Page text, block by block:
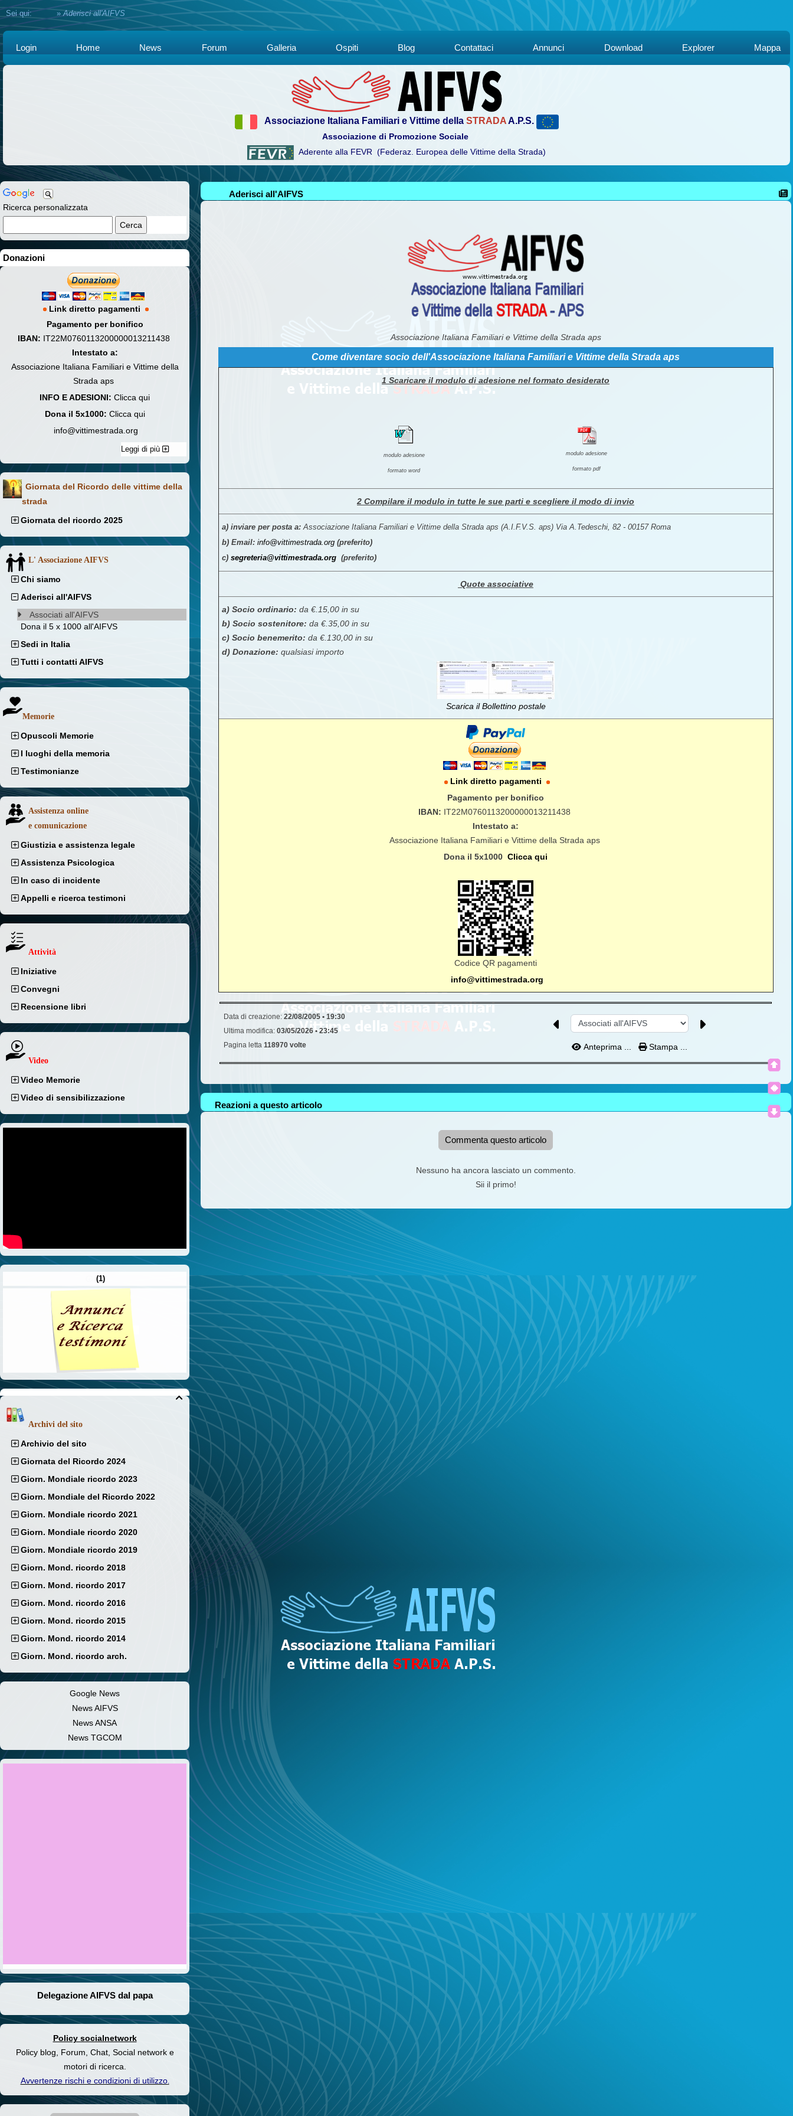
Sei qui:Home »Aderisci all'AIFVS
Login Home News Forum Galleria Ospiti Blog Contattaci Annunci Download Explorer Mappa
Associazione Italiana Familiari e Vittime della STRADAA.P.S.
Associazione di Promozione Sociale
Aderente alla FEVR (Federaz. Europea delle Vittime della Strada)
Ricerca personalizzata
Donazioni
Link diretto pagamenti
Pagamento per bonifico
IBAN: IT22M0760113200000013211438
Intestato a:
Associazione Italiana Familiari e Vittime della
Strada aps
INFO E ADESIONI: Clicca qui
Dona il 5x1000: Clicca qui
info@vittimestrada.org
Leggi di più
Giornata del Ricordo delle vittime della
strada
Giornata del ricordo 2025
L' Associazione AIFVS
Chi siamo
Aderisci all'AIFVS
Associati all'AIFVS
Dona il 5 x 1000 all'AIFVS
Sedi in Italia
Tutti i contatti AIFVS
Memorie
Opuscoli Memorie
I luoghi della memoria
Testimonianze
Assistenza online
e comunicazione
Giustizia e assistenza legale
Assistenza Psicologica
In caso di incidente
Appelli e ricerca testimoni
Attività
Iniziative
Convegni
Recensione libri
Video
Video Memorie
Video di sensibilizzazione
(1)

Archivi del sito
Archivio del sito
Giornata del Ricordo 2024
Giorn. Mondiale ricordo 2023
Giorn. Mondiale del Ricordo 2022
Giorn. Mondiale ricordo 2021
Giorn. Mondiale ricordo 2020
Giorn. Mondiale ricordo 2019
Giorn. Mond. ricordo 2018
Giorn. Mond. ricordo 2017
Giorn. Mond. ricordo 2016
Giorn. Mond. ricordo 2015
Giorn. Mond. ricordo 2014
Giorn. Mond. ricordo arch.
Google News
News AIFVS
News ANSA
News TGCOM
Delegazione AIFVS dal papa
Policy socialnetwork
Policy blog, Forum, Chat, Social network e
motori di ricerca.
Avvertenze rischi e condizioni di utilizzo.
Aderisci all'AIFVS
Associazione Italiana Familiari e Vittime della Strada aps
Come diventare socio dell'Associazione Italiana Familiari e Vittime della Strada aps
1 Scaricare il modulo di adesione nel formato desiderato
modulo adesione
formato word
modulo adesione
formato pdf
2 Compilare il modulo in tutte le sue parti e scegliere il modo di invio
a) inviare per posta a:Associazione Italiana Familiari e Vittime della Strada aps (A.I.F.V.S. aps) Via A.Tedeschi, 82 - 00157 Roma
b) Email: info@vittimestrada.org (preferito)
c) segreteria@vittimestrada.org(preferito)
Quote associative
a) Socio ordinario: da €.15,00 in su
b) Socio sostenitore: da €.35,00 in su
c) Socio benemerito: da €.130,00 in su
d) Donazione: qualsiasi importo
Scarica il Bollettino postale
Link diretto pagamenti
Pagamento per bonifico
IBAN: IT22M0760113200000013211438
Intestato a:
Associazione Italiana Familiari e Vittime della Strada aps
Dona il 5x1000 Clicca qui
Codice QR pagamenti
info@vittimestrada.org
Data di creazione: 22/08/2005 • 19:30
Ultima modifica: 03/05/2026 • 23:45
Pagina letta 118970 volte Anteprima ... Stampa ...
Reazioni a questo articolo
Commenta questo articolo
Nessuno ha ancora lasciato un commento.
Sii il primo!